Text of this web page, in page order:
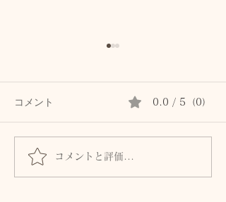
10代のバレエ女子も、休
日に休めない40代女性
コメント 0.0 / 5（0）
コメントと評価...